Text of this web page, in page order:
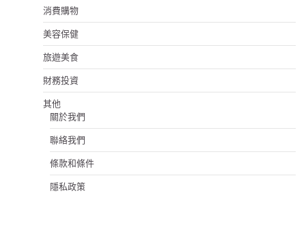
消費購物
美容保健
旅遊美食
財務投資
其他
關於我們
聯絡我們
條款和條件
隱私政策